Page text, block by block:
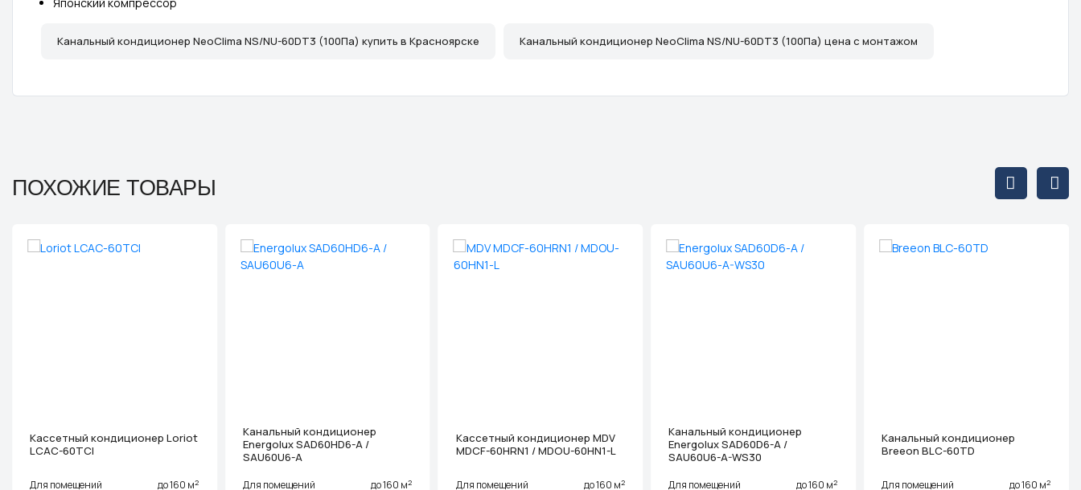
Канальный кондиционер NeoClima NS/NU-60DT3 (100Па) купить в Красноярске Канальный кондиционер NeoClima NS/NU-60DT3 (100Па) цена с монтажом
ПОХОЖИЕ ТОВАРЫ
Кассетный кондиционер Loriot
LCAC-60TCI
Для помещений до 160 м2
Канальный кондиционер
Energolux SAD60HD6-A /
SAU60U6-A
Для помещений до 160 м2
Кассетный кондиционер MDV
MDCF-60HRN1 / MDOU-60HN1-L
Для помещений до 160 м2
Канальный кондиционер
Energolux SAD60D6-A /
SAU60U6-A-WS30
Для помещений до 160 м2
Канальный кондиционер
Breeon BLC-60TD
Для помещений до 160 м2